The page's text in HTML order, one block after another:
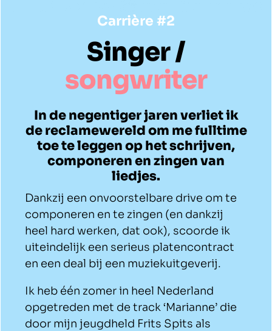
Carrière #2
Singer /
songwriter
In de negentiger jaren verliet ik
de reclamewereld om me fulltime
toe te leggen op het schrijven,
componeren en zingen van
liedjes.
Dankzij een onvoorstelbare drive om te
componeren en te zingen (en dankzij
heel hard werken, dat ook), scoorde ik
uiteindelijk een serieus platencontract
en een deal bij een muziekuitgeverij.
Ik heb één zomer in heel Nederland
opgetreden met de track ‘Marianne’ die
door mijn jeugdheld Frits Spits als